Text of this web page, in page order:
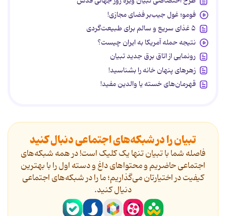
فومو؛ غول جیب‌بر فضای مجازی!
۵ غذای سریع و سالم برای طبیعت‌گردی
نتیجه حمله آمریکا به ایران چیست؟
رونمایی از اتاق برق جدید تبیان
زهرهای پنهان خانه را بشناسید!
قهرمان‌های خسته یا والدین مفید!
تبیان را در شبکه‌های اجتماعی دنبال کنید
فاصله شما با تبیان تنها یک کلیک است! در همه شبکه‌های
اجتماعی حاضریم و محتواهای داغ و دسته اول را با بهترین
کیفیت در اختیارتان می‌گذاریم؛ ما را در شبکه‌های اجتماعی
دنیال کنید.